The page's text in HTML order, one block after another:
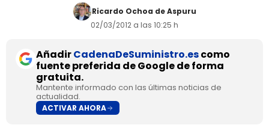
Ricardo Ochoa de Aspuru
02/03/2012 a las 10:25 h
AñadirCadenaDeSuministro.escomo
fuente preferida de Google de forma
gratuita.
Mantente informado con las últimas noticias de
actualidad.
ACTIVAR AHORA